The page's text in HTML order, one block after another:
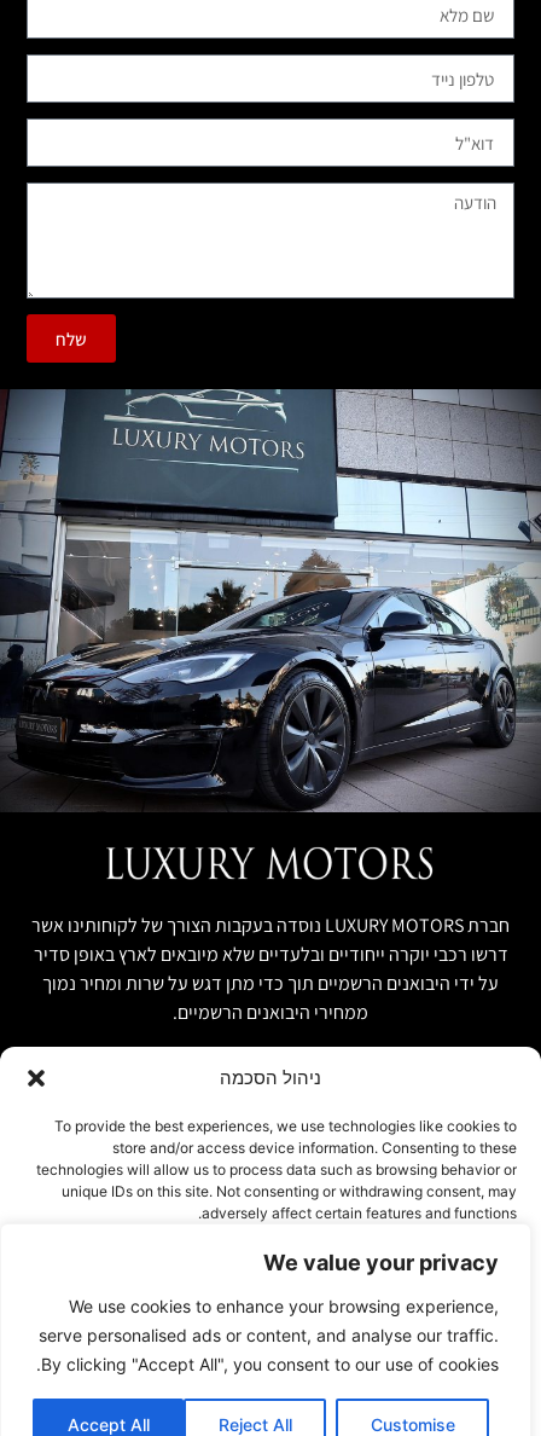
We value your privacy
We use cookies to enhance your browsing experience,
serve personalised ads or content, and analyse our traffic.
By clicking "Accept All", you consent to our use of cookies.
Customise
Reject All
Accept All
ניהול הסכמה
To provide the best experiences, we use technologies like cookies to
store and/or access device information. Consenting to these
technologies will allow us to process data such as browsing behavior or
unique IDs on this site. Not consenting or withdrawing consent, may
adversely affect certain features and functions.
דחייה
שלח
חברת LUXURY MOTORS נוסדה בעקבות הצורך של לקוחותינו אשר
דרשו רכבי יוקרה ייחודיים ובלעדיים שלא מיובאים לארץ באופן סדיר
על ידי היבואנים הרשמיים תוך כדי מתן דגש על שרות ומחיר נמוך
ממחירי היבואנים הרשמיים.
אודות
יבוא אישי ויבוא מקביל
טרייד אין ומשומשות
רכבים למכירה במלאי
צור קשר
עמוד פרטיות
074-7408590
office@luxury-motors.co.il